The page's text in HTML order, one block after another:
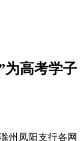
为高考学子
州凤阳支行各网